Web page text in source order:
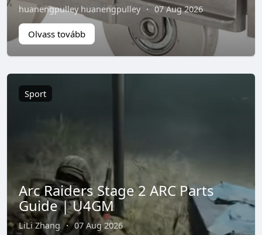
huanengpulley huanengpulley · 07 Aug 2026
Olvass tovább
Sport
Arc Raiders Stage 2 ARC Parts
Guide | U4GM
LiLi Zhang · 07 Aug 2026